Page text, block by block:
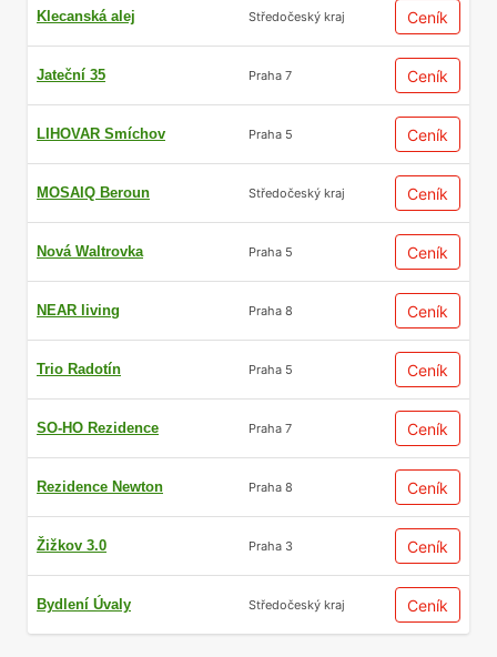
Klecanská alej Středočeský kraj Ceník
Jateční 35 Praha 7 Ceník
LIHOVAR Smíchov Praha 5 Ceník
MOSAIQ Beroun Středočeský kraj Ceník
Nová Waltrovka Praha 5 Ceník
NEAR living Praha 8 Ceník
Trio Radotín Praha 5 Ceník
SO-HO Rezidence Praha 7 Ceník
Rezidence Newton Praha 8 Ceník
Žižkov 3.0 Praha 3 Ceník
Bydlení Úvaly Středočeský kraj Ceník